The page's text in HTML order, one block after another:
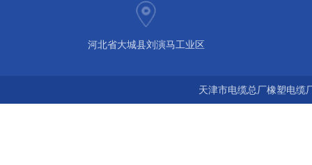
河北省大城县刘演马工业区
天津市电缆总厂橡塑电